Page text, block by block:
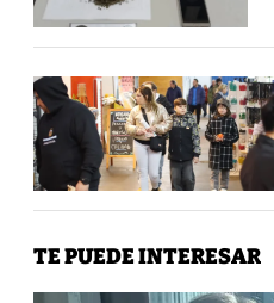
TE PUEDE INTERESAR